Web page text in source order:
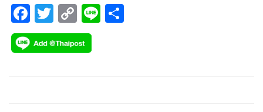
F
ac
e
T
wi
tt
C
o
p
Li